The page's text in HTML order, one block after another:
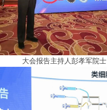
大会报告主持人彭孝军院士